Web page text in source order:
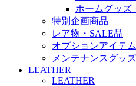
ホームグッズ
特別企画商品
レア物・SALE品
オプションアイテム
メンテナンスグッズ
LEATHER
LEATHER